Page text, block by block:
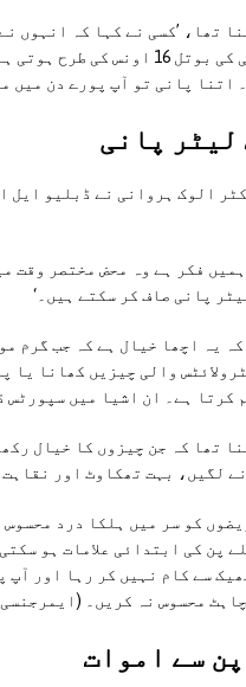
اتنا پانی تو آپ پورے دن میں
لیٹر پانی
الوک ہروانی نے ڈبلیو ایل
ہمیں فکر ہے وہ محض مختصر وقت
پانی صاف کر سکتے ہیں۔‘
یہ اچھا خیال ہے کہ جب گرم
والی چیزیں کھانا
کرتا ہے۔ ان اشیا میں سپورٹس
تھا کہ جن چیزوں کا خیال
لگیں، بہت تھکاوٹ اور
کو سر میں ہلکا درد
پن کی ابتدائی علامات ہو
محسوس نہ کریں۔
سے اموات